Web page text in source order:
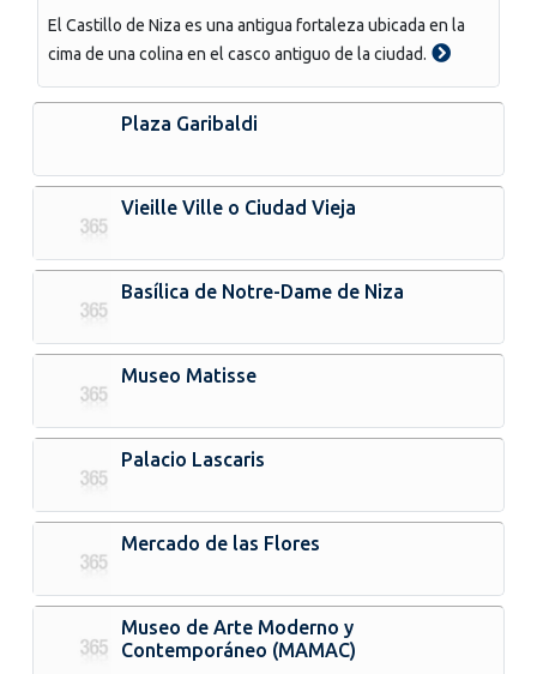
El Castillo de Niza es una antigua fortaleza ubicada en la
cima de una colina en el casco antiguo de la ciudad.
Plaza Garibaldi
Vieille Ville o Ciudad Vieja
Basílica de Notre-Dame de Niza
Museo Matisse
Palacio Lascaris
Mercado de las Flores
Museo de Arte Moderno y
Contemporáneo (MAMAC)